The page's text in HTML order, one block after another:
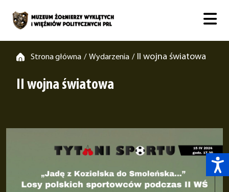
Strona główna / Wydarzenia / II wojna światowa
II wojna światowa